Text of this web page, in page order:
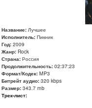
Название: Лучшее
Исполнитель: Пикник
Год: 2009
Жанр: Rock
Страна: Россия
Продолжительность: 02:37:23
Формат/Кодек: MP3
Битрейт аудио: 320 kbps
Размер: 343.7 mb
Трек-лист: